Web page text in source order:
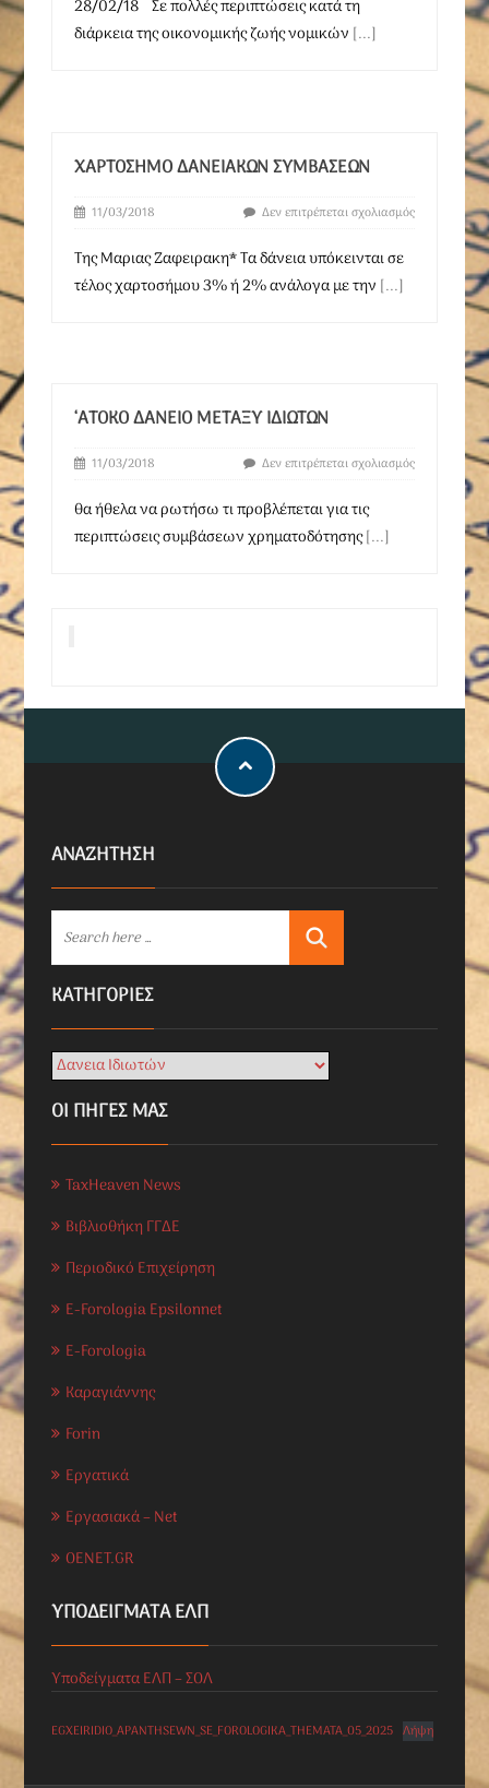
28/02/18 Σε πολλές περιπτώσεις κατά τη
διάρκεια της οικονομικής ζωής νομικών [...]
ΧΑΡΤΌΣΗΜΟ ΔΑΝΕΙΑΚΏΝ ΣΥΜΒΆΣΕΩΝ
11/03/2018 Δεν επιτρέπεται σχολιασμός
Της Μαριας Ζαφειρακη* Τα δάνεια υπόκεινται σε
τέλος χαρτοσήμου 3% ή 2% ανάλογα με την [...]
‘ΑΤΟΚΟ ΔΆΝΕΙΟ ΜΕΤΑΞΎ ΙΔΙΩΤΏΝ
11/03/2018 Δεν επιτρέπεται σχολιασμός
θα ήθελα να ρωτήσω τι προβλέπεται για τις
περιπτώσεις συμβάσεων χρηματοδότησης[...]
ΑΝΑΖΗΤΗΣΗ
KΑΤΗΓΟΡΊΕΣ
ΟΙ ΠΗΓΕΣ ΜΑΣ
TaxHeaven News
Βιβλιοθήκη ΓΓΔΕ
Περιοδικό Επιχείρηση
E-Forologia Epsilonnet
E-Forologia
Καραγιάννης
Forin
Εργατικά
Εργασιακά – Net
OENET.GR
ΥΠΟΔΕΊΓΜΑΤΑ ΕΛΠ
Υποδείγματα ΕΛΠ – ΣΟΛ
EGXEIRIDIO_APANTHSEWN_SE_FOROLOGIKA_THEMATA_05_2025 Λήψη